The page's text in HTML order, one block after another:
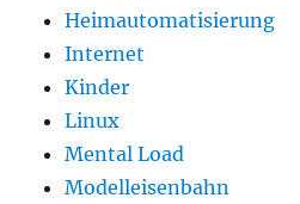
Heimautomatisierung
Internet
Kinder
Linux
Mental Load
Modelleisenbahn